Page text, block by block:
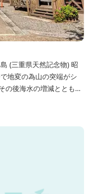
昭
の後海水の増減とともに
す。 周辺は浮島を廻る
展望塔へと続く遊歩道
ご家族連れで気軽にご利